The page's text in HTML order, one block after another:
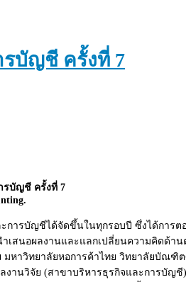
บัญชี ครั้งที่ 7
รบัญชี ครั้งที่ 7
ารบัญชีได้จัดขึ้นในทุกรอบปี ซึ่งได้การต
สนอผลงานและแลกเปลี่ยนความคิดด้าน
หาวิทยาลัยหอการค้าไทย วิทยาลัยบัณฑิ
งานวิจัย (สาขาบริหารธุรกิจและการบัญชี)